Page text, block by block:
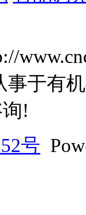
事于有
!
号